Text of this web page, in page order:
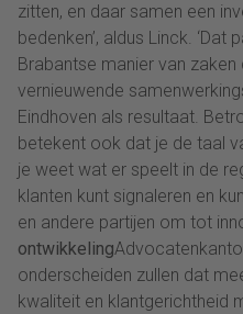
zitten, en daar samen een
bedenken’, aldus Linck. ‘Dat
Brabantse manier van
vernieuwende
Eindhoven als resultaat.
betekent ook dat je de taal
je weet wat er speelt in de
klanten kunt signaleren en
en andere partijen om tot
ontwikkeling
onderscheiden zullen dat
kwaliteit en klantgerichtheid